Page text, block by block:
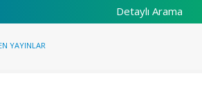
Detaylı Arama
YAYINLAR